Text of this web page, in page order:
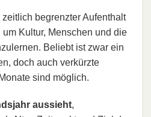
begrenzter Aufenthalt
Kultur, Menschen und die
Beliebt ist zwar ein
doch auch verkürzte
sind möglich.
aussieht,